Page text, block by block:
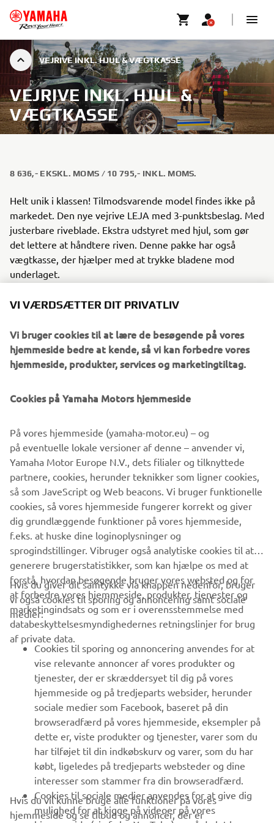
VEJRIVE INKL. HJUL & VÆGTKASSE
VEJRIVE INKL. HJUL &
VÆGTKASSE
8 636,- EKSKL. MOMS / 10 795,- INKL. MOMS.
Helt unik i klassen! Tilmodsvarende model findes ikke på
markedet. Den nye vejrive LEJA med 3-punktsbeslag. Med
justerbare riveblade. Ekstra udstyret med hjul, som gør
det lettere at håndtere riven. Denne pakke har også
vægtkasse, der hjælper med at trykke bladene mod
underlaget.
OBS! Dette produkt kræver et 3-punktsbeslag, hvorpå
(YFM70815)
Normalprisen for de inkluderede dele er 12 390,-
YFM47039WWHD
Indeholder:
Vejrive
Hjul til vejrive
Vægtkasse til vejrive
YAMAHA ATV
VIRKSOMHED
B2B
MERE YAMAHA
SUPPORT
NYHEDSBREV
Vær den første til at få besked om de seneste tilbud, særlige
arrangementer, nye udgivelser og meget mere.
VI VÆRDSÆTTER DIT PRIVATLIV
Vi bruger cookies til at lære de besøgende på vores
hjemmeside bedre at kende, så vi kan forbedre vores
hjemmeside, produkter, services og marketingtiltag.
Cookies på Yamaha Motors hjemmeside
På vores hjemmeside (yamaha-motor.eu) – og
på eventuelle lokale versioner af denne – anvender vi,
Yamaha Motor Europe N.V., dets filialer og tilknyttede
partnere, cookies, herunder teknikker som ligner cookies,
så som JaveScript og Web beacons. Vi bruger funktionelle
cookies, så vores hjemmeside fungerer korrekt og giver
dig grundlæggende funktioner på vores hjemmeside,
f.eks. at huske dine loginoplysninger og
sprogindstillinger. Vibruger også analytiske cookies til at
generere brugerstatistikker, som kan hjælpe os med at
forstå, hvordan besøgende bruger vores websted og for
at forbedre vores hjemmeside, produkter, tjenester og
marketingindsats og som er i overensstemmelse med
databeskyttelsesmyndighedernes retningslinjer for brug
af private data.
Hvis du giver dit samtykke via knappen nedenfor, bruger
vi også cookies til sporing og annoncering samt sociale
medier:
Cookies til sporing og annoncering anvendes for at
vise relevante annoncer af vores produkter og
tjenester, der er skræddersyet til dig på vores
hjemmeside og på tredjeparts websider, herunder
sociale medier som Facebook, baseret på din
browseradfærd på vores hjemmeside, eksempler på
dette er, viste produkter og tjenester, varer som du
har tilføjet til din indkøbskurv og varer, som du har
købt, ligeledes på tredjeparts websteder og dine
interesser som stammer fra din browseradfærd.
Cookies til sociale medier anvendes for at give dig
mulighed for at kigge på videoer på vores
Hvis du vil kunne bruge alle funktioner på vores
hjemmeside og se tilbud og annoncer, der er